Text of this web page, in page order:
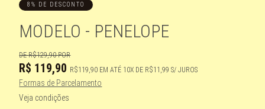
8% DE DESCONTO
MODELO - PENELOPE
DER$129,90POR
R$ 119,90 R$119,90 EM ATÉ 10X DE R$11,99 S/ JUROS
Formas de Parcelamento
Veja condições